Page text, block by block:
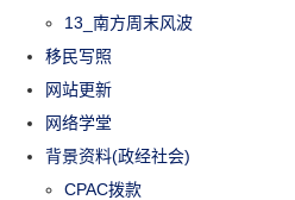
13_南方周末风波
移民写照
网站更新
网络学堂
背景资料(政经社会)
CPAC拨款